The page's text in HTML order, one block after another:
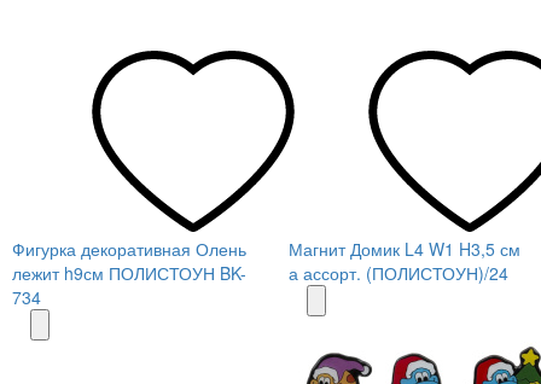
Фигурка декоративная Олень
лежит h9см ПОЛИСТОУН BK-
734
Магнит Домик L4 W1 H3,5 см
а ассорт. (ПОЛИСТОУН)/24